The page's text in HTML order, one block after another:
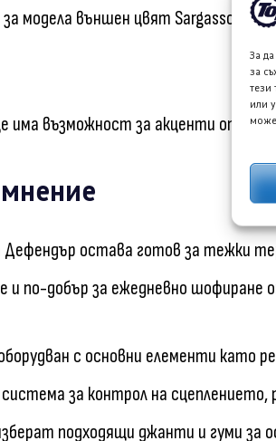
За
за
тези
или
може
модела външен цвят Sargasso Blue,
има възможност за акценти от
остава готов за тежки
и по-добър за ежедневно шофиране
с основни елементи като
за контрол на
подходящи джанти и гуми за